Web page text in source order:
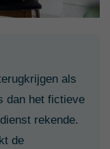
als
dan het fictieve
rekende.
de